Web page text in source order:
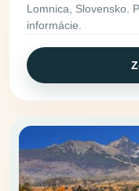
Lomnica, Slovensko.
informácie.